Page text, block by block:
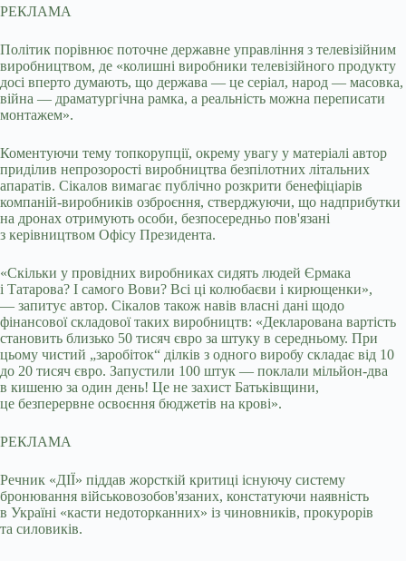
РЕКЛАМА
Політик порівнює поточне державне управління з телевізійним
виробництвом, де «колишні виробники телевізійного продукту
досі вперто думають, що держава — це серіал, народ — масовка,
війна — драматургічна рамка, а реальність можна переписати
монтажем».
Коментуючи тему топкорупції, окрему увагу у матеріалі автор
приділив непрозорості виробництва безпілотних літальних
апаратів. Сікалов вимагає публічно розкрити бенефіціарів
компаній-виробників озброєння, стверджуючи, що надприбутки
на дронах отримують особи, безпосередньо пов'язані
з керівництвом Офісу Президента.
«Скільки у провідних виробниках сидять людей Єрмака
і Татарова? І самого Вови? Всі ці колюбаєви і кирющенки»,
— запитує автор. Сікалов також навів власні дані щодо
фінансової складової таких виробництв: «Декларована вартість
становить близько 50 тисяч євро за штуку в середньому. При
цьому чистий „заробіток“ ділків з одного виробу складає від 10
до 20 тисяч євро. Запустили 100 штук — поклали мільйон-два
в кишеню за один день! Це не захист Батьківщини,
це безперервне освоєння бюджетів на крові».
РЕКЛАМА
Речник «ДІЇ» піддав жорсткій критиці існуючу систему
бронювання військовозобов'язаних, констатуючи наявність
в Україні «касти недоторканних» із чиновників, прокурорів
та силовиків.